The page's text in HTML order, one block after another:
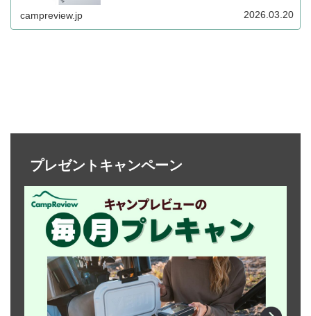
campreview.jp 2026.03.20
プレゼントキャンペーン